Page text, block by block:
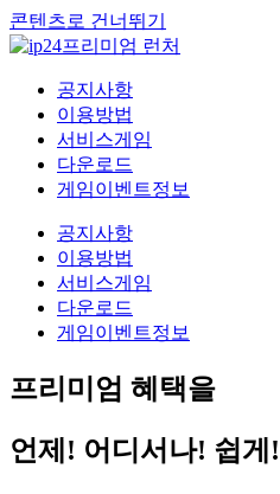
콘텐츠로 건너뛰기
공지사항
이용방법
서비스게임
다운로드
게임이벤트정보
공지사항
이용방법
서비스게임
다운로드
게임이벤트정보
프리미엄 혜택을
언제! 어디서나! 쉽게!